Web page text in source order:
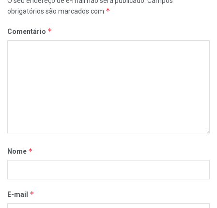
obrigatórios são marcados com *
Comentário *
Nome *
E-mail *